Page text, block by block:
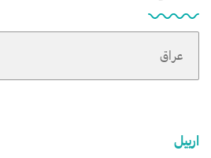
اربيل